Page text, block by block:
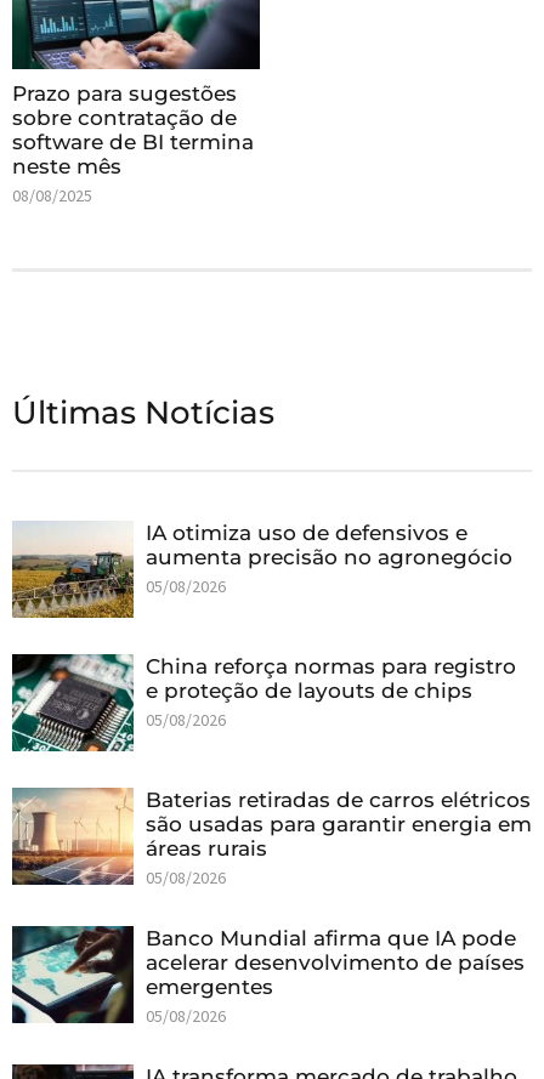
Prazo para sugestões
sobre contratação de
software de BI termina
neste mês
08/08/2025
Últimas Notícias
IA otimiza uso de defensivos e
aumenta precisão no agronegócio
05/08/2026
China reforça normas para registro
e proteção de layouts de chips
05/08/2026
Baterias retiradas de carros elétricos
são usadas para garantir energia em
áreas rurais
05/08/2026
Banco Mundial afirma que IA pode
acelerar desenvolvimento de países
emergentes
05/08/2026